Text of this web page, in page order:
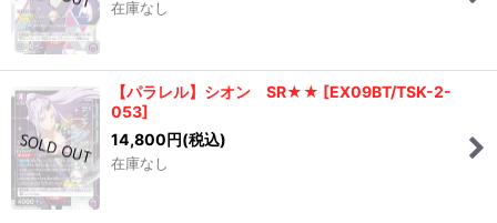
在庫なし
【パラレル】シオン SR★★ [EX09BT/TSK-2-
053]
14,800円(税込)
在庫なし